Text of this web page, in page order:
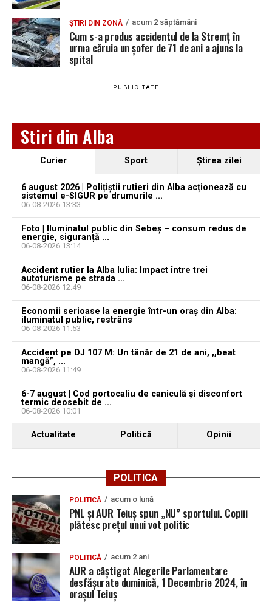
YouTube Instagram WhatsApp TikTok
Jaf de peste 300.000 de euro, la Teiuș. Familia
păgubită susține că ancheta bate pasul pe loc, la
aproape o lună de la spargere
Locuri de muncă în Sântimbru, disponibile la 4
august 2026. AJOFM Alba a publicat lista posturilor
vacante
Locuri de muncă în Galda de Jos, disponibile la 4
august 2026. AJOFM Alba a publicat lista posturilor
vacante
Locuri de muncă în Teiuș, disponibile la 4 august
2026. AJOFM Alba a publicat lista posturilor
vacante
Bărbat de 30 de ani din Galda de Jos, reținut după
ȘTIRI DIN ZONĂ acum 2 săptămâni
Cum s-a produs accidentul de la Stremț în
urma căruia un șofer de 71 de ani a ajuns la
spital
PUBLICITATE
Stiri din Alba
Curier Sport Ştirea zilei
6 august 2026 | Polițiștii rutieri din Alba acționează cu
sistemul e-SIGUR pe drumurile ...
06-08-2026 13:33
Foto | Iluminatul public din Sebeș – consum redus de
energie, siguranță ...
06-08-2026 13:14
Accident rutier la Alba Iulia: Impact între trei
autoturisme pe strada ...
06-08-2026 12:49
Economii serioase la energie într-un oraș din Alba:
iluminatul public, restrâns
06-08-2026 11:53
Accident pe DJ 107 M: Un tânăr de 21 de ani, ,,beat
mangă”, ...
06-08-2026 11:49
6-7 august | Cod portocaliu de caniculă și disconfort
termic deosebit de ...
06-08-2026 10:01
Actualitate Politică Opinii
POLITICA
POLITICĂ acum o lună
PNL și AUR Teiuș spun „NU” sportului. Copiii
plătesc prețul unui vot politic
POLITICĂ acum 2 ani
AUR a câștigat Alegerile Parlamentare
desfășurate duminică, 1 Decembrie 2024, în
orașul Teiuș